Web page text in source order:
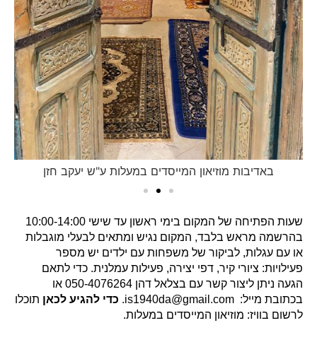
באדיבות מוזיאון המייסדים במעלות ע"ש יעקב חזן
שעות הפתיחה של המקום בימי ראשון עד שישי 10:00-14:00
בהרשמה מראש בלבד, המקום נגיש ומתאים לבעלי מוגבלות
או עם עגלות, לביקור של משפחות עם ילדים יש מספר
פעילויות: ציורי קיר, דפי יצירה, פעילות עמלנית. כדי לתאם
הגעה ניתן ליצור קשר עם בצלאל דהן 050-4076264 או
בכתובת מייל: is1940da@gmail.com
. כדי להגיע לכאן תוכלו
לרשום בוויז: מוזיאון המייסדים במעלות.